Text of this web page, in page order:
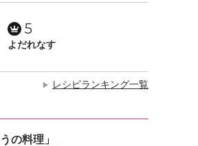
5
よだれなす
▶ レシピランキング一覧
の料理」